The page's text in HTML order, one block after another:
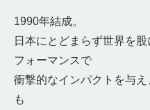
1990年結成。
日本にとどまらず世界を
フォーマンスで
衝撃的なインパクトを与
も